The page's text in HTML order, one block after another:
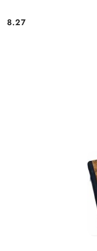
Cena:
8.27